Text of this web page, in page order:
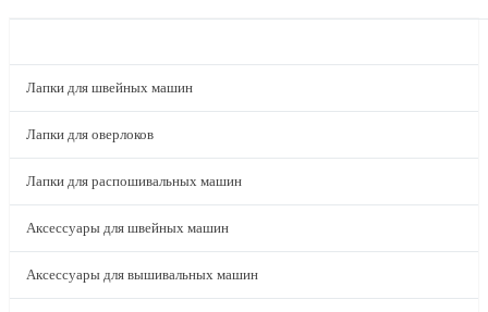
Лапки для швейных машин
Лапки для оверлоков
Лапки для распошивальных машин
Аксессуары для швейных машин
Аксессуары для вышивальных машин